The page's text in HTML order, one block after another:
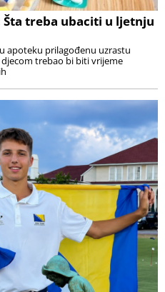
Šta treba ubaciti u ljetnju
apoteku prilagođenu uzrastu
trebao bi biti vrijeme